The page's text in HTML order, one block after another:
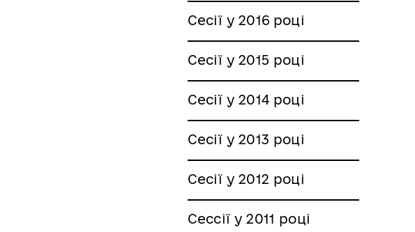
Сесії у 2016 році
Сесії у 2015 році
Сесії у 2014 році
Сесії у 2013 році
Сесії у 2012 році
Сессії у 2011 році